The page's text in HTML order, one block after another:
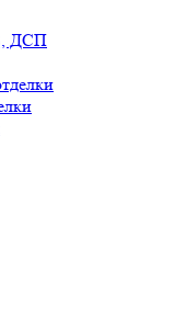
ДСП